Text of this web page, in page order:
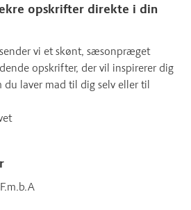
opskrifter direkte i din
vi et skønt, sæsonpræget
opskrifter, der vil inspirerer dig
laver mad til dig selv eller til